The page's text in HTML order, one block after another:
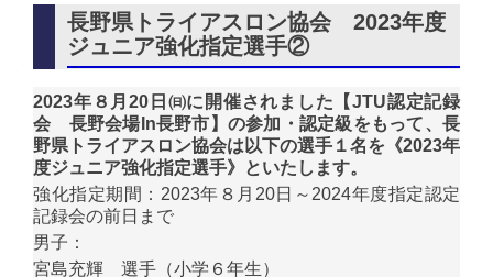
長野県トライアスロン協会 2023年度
ジュニア強化指定選手②
2023年８月20日㈰に開催されました【JTU認定記録
会 長野会場In長野市】の参加・認定級をもって、長
野県トライアスロン協会は以下の選手１名を《2023年
度ジュニア強化指定選手》といたします。
強化指定期間：2023年８月20日～2024年度指定認定
記録会の前日まで
男子：
宮島充輝 選手（小学６年生）